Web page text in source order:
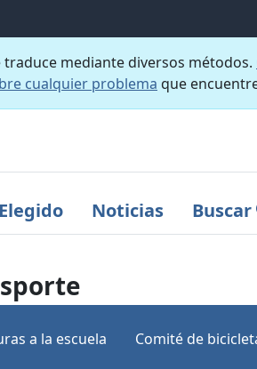
mediante diversos métodos.
cualquier problema que
Elegido Noticias Buscar
a la escuela Comité de